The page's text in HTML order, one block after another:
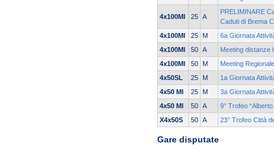
4x100MI 25 A
PRELIMINARE
Caduti di Brema
4x100MI
25 M
6a Giornata
4x100MI
50 A
Meeting distanze
4x100MI
50 M
Meeting
4x50SL
25 M
1a Giornata
4x50 MI
25 M
3a Giornata
4x50 MI
50 A
9° Trofeo
X4x50S
50 A 23° Trofeo Città
Gare disputate